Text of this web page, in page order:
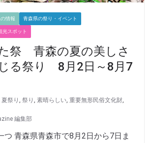
情報 青森県の祭り・イベント
光スポット
祭 青森の夏の美しさ
る祭り 8月2日～8月7
夏祭り , 祭り , 素晴らしい, 重要無形民俗文化財,
編集部
つ 青森県青森市で8月2日から7日ま